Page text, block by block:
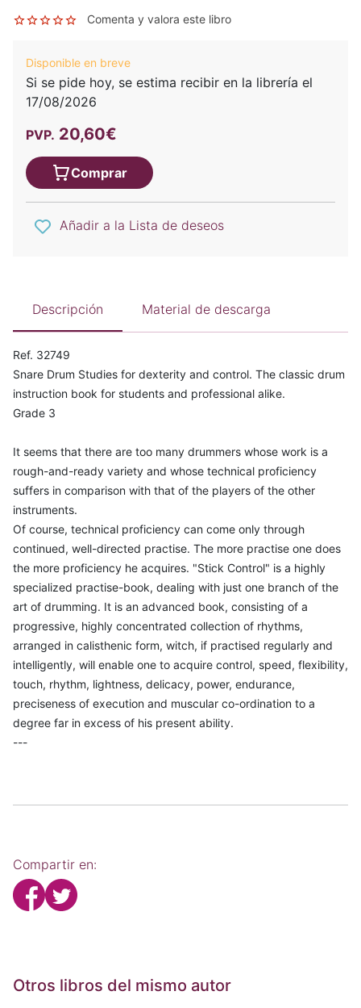
Comenta y valora este libro
Disponible en breve
Si se pide hoy, se estima recibir en la librería el
17/08/2026
PVP. 20,60€
Comprar
Añadir a la Lista de deseos
Descripción Material de descarga
Ref. 32749
Snare Drum Studies for dexterity and control. The classic drum
instruction book for students and professional alike.
Grade 3
It seems that there are too many drummers whose work is a
rough-and-ready variety and whose technical proficiency
suffers in comparison with that of the players of the other
instruments.
Of course, technical proficiency can come only through
continued, well-directed practise. The more practise one does
the more proficiency he acquires. "Stick Control" is a highly
specialized practise-book, dealing with just one branch of the
art of drumming. It is an advanced book, consisting of a
progressive, highly concentrated collection of rhythms,
arranged in calisthenic form, witch, if practised regularly and
intelligently, will enable one to acquire control, speed, flexibility,
touch, rhythm, lightness, delicacy, power, endurance,
preciseness of execution and muscular co-ordination to a
degree far in excess of his present ability.
---
Compartir en:
Otros libros del mismo autor